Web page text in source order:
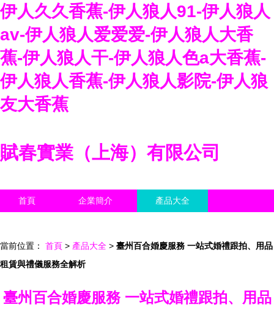
伊人久久香蕉-伊人狼人91-伊人狼人
av-伊人狼人爱爱爱-伊人狼人大香
蕉-伊人狼人干-伊人狼人色a大香蕉-
伊人狼人香蕉-伊人狼人影院-伊人狼
友大香蕉
賦春實業（上海）有限公司
首頁 企業簡介 產品大全
當前位置： 首頁 > 產品大全 > 臺州百合婚慶服務 一站式婚禮跟拍、用品
租賃與禮儀服務全解析
臺州百合婚慶服務 一站式婚禮跟拍、用品